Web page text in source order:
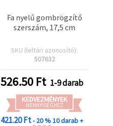
Fa nyelű gombrögzítő
szerszám, 17,5 cm
SKU (leltári azonosító):
507632
526.50 Ft 1-9 darab
KEDVEZMÉNYEK
MENNYISÉGHEZ
421.20 Ft- 20 %10 darab +